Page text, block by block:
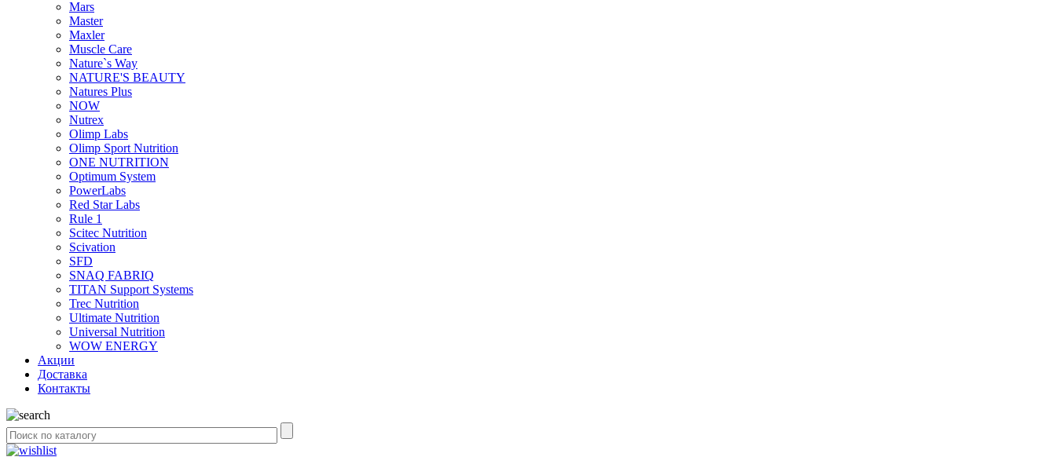
Mars
Master
Maxler
Muscle Care
Nature`s Way
NATURE'S BEAUTY
Natures Plus
NOW
Nutrex
Olimp Labs
Olimp Sport Nutrition
ONE NUTRITION
Optimum System
PowerLabs
Red Star Labs
Rule 1
Scitec Nutrition
Scivation
SFD
SNAQ FABRIQ
TITAN Support Systems
Trec Nutrition
Ultimate Nutrition
Universal Nutrition
WOW ENERGY
Акции
Доставка
Контакты